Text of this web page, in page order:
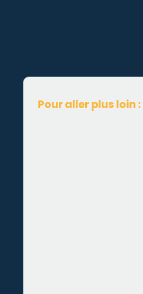
Pour aller plus loin :